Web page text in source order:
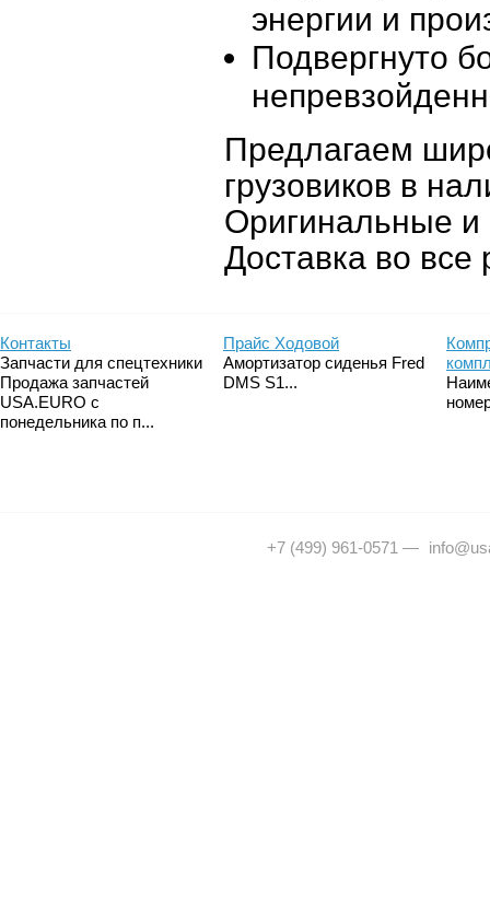
энергии и
Подвергнуто
Предлагаем
грузовиков в
Оригинальные и
Доставка во все
Контакты
Запчасти для спецтехники
Продажа запчастей
USA.EURO с
понедельника по п...
Прайс Ходовой
Амортизатор сиденья Fred
DMS S1...
+7 (499) 961-0571 —